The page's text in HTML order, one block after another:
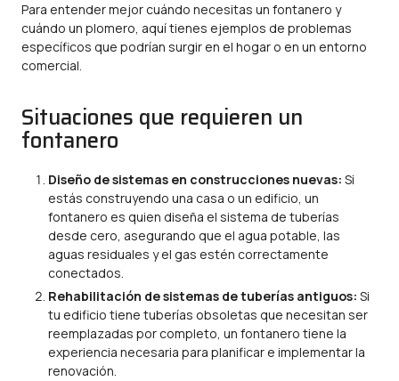
Para entender mejor cuándo necesitas un fontanero y
cuándo un plomero, aquí tienes ejemplos de problemas
específicos que podrían surgir en el hogar o en un entorno
comercial.
Situaciones que requieren un
fontanero
Diseño de sistemas en construcciones nuevas: Si
estás construyendo una casa o un edificio, un
fontanero es quien diseña el sistema de tuberías
desde cero, asegurando que el agua potable, las
aguas residuales y el gas estén correctamente
conectados.
Rehabilitación de sistemas de tuberías antiguos: Si
tu edificio tiene tuberías obsoletas que necesitan ser
reemplazadas por completo, un fontanero tiene la
experiencia necesaria para planificar e implementar la
renovación.